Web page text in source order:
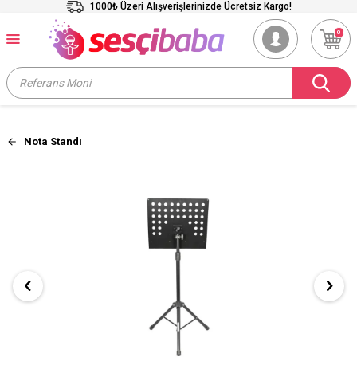
1000₺ Üzeri Alışverişlerinizde Ücretsiz Kargo!
0
Nota Standı